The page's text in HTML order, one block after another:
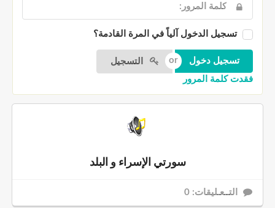
تسجيل الدخول آلياً في المرة القادمة؟
التسجيل
فقدت كلمة المرور
سورتي الإسراء و البلد
التــعـليقات: 0